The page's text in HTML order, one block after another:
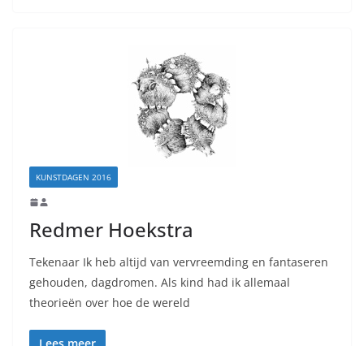
KUNSTDAGEN 2016
Redmer Hoekstra
Tekenaar Ik heb altijd van vervreemding en fantaseren
gehouden, dagdromen. Als kind had ik allemaal
theorieën over hoe de wereld